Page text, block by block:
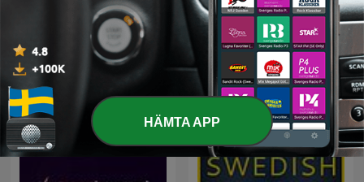
Psykologsnack Sjuksköterskestudenten
HÄMTA APP